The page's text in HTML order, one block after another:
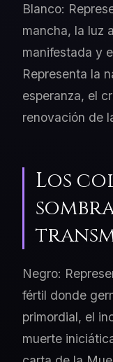
Blanco:
mancha, la luz
manifestada y
Representa la
esperanza, el
renovación de
Los
Negro:
fértil donde
primordial, el
muerte